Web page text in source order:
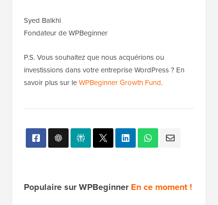
Syed Balkhi
Fondateur de WPBeginner
P.S. Vous souhaitez que nous acquérions ou
investissions dans votre entreprise WordPress ? En
savoir plus sur leWPBeginner Growth Fund.
Populaire sur WPBeginnerEn ce moment !